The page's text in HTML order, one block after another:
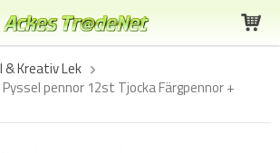
& Kreativ Lek
pennor 12st Tjocka Färgpennor +